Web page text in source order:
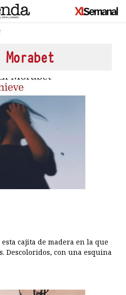
Morabet
cajita de madera en la que
Descoloridos, con una esquina